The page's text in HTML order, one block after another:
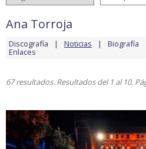
Ana Torroja
Discografía Noticias Biografía
Enlaces
67 resultados. Resultados del 1 al 10.